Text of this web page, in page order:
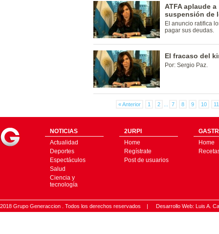
ATFA aplaude
suspensión de
El anuncio ratifica
pagar sus deudas.
El fracaso del
Por: Sergio Paz.
« Anterior 1 2 7 8 9 10 11
NOTICIAS
Actualidad
Deportes
Espectáculos
Salud
Ciencia y
tecnología
2URPI
Home
Regístrate
Post de usuarios
Home
2018 Grupo Generaccion . Todos los derechos reservados | Desarrollo Web: Luis